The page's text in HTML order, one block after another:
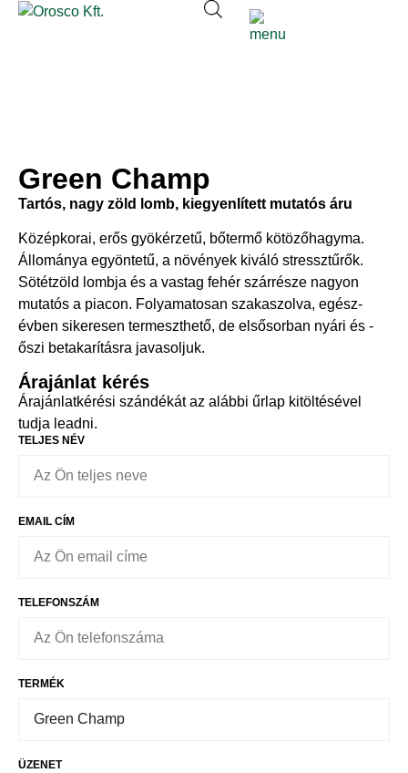
Green Champ
Tartós, nagy zöld lomb, kiegyenlített mutatós áru
Középkorai, ­erős ­gyökérzetű,­ bőtermő ­kötözőhagyma.
Állománya ­egyöntetű, ­a ­növények ­kiváló stressztűrők.
Sötétzöld lombja és a vastag fehér szárrésze nagyon
mutatós a piacon. Folyamatosan szakaszolva,­ egész­
évben ­sikeresen ­termeszthető, ­de ­elsősorban ­nyári ­és ­
őszi ­betakarításra javasoljuk.
Árajánlat kérés
Árajánlatkérési szándékát az alábbi űrlap kitöltésével
tudja leadni.
TELJES NÉV
EMAIL CÍM
TELEFONSZÁM
TERMÉK
ÜZENET